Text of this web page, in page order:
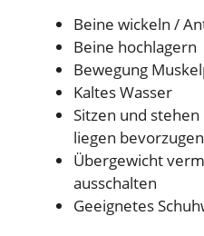
Beine wickeln /
Beine hochlagern
Bewegung
Kaltes Wasser
Sitzen und
liegen bevorzugen
Übergewicht
ausschalten
Geeignetes